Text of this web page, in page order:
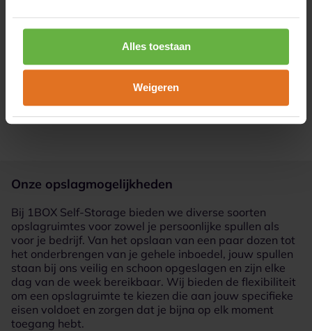
Alles toestaan
Weigeren
3 Verhuis je spullen
Onze opslagmogelijkheden
Bij 1BOX Self-Storage bieden we diverse soorten
opslagruimtes voor zowel je persoonlijke spullen als
voor je bedrijf. Van het opslaan van een paar dozen tot
het onderbrengen van je gehele inboedel, jouw spullen
staan bij ons veilig en schoon opgeslagen en zijn elke
dag van de week bereikbaar. Wij bieden de flexibiliteit
om een opslagruimte te kiezen die aan jouw specifieke
eisen voldoet en zorgen dat je bijna op elk moment
toegang hebt.